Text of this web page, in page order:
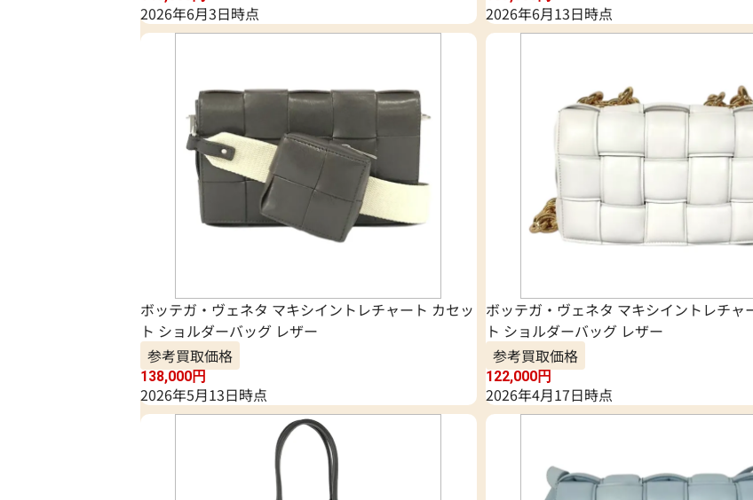
2026年6月3日時点 2026年6月13日時点
ボッテガ・ヴェネタ マキシイントレチャート カセッ
ト ショルダーバッグ レザー
参考買取価格
138,000円
2026年5月13日時点
ボッテガ・ヴェネタ マキシイントレチャ
ト ショルダーバッグ レザー
参考買取価格
122,000円
2026年4月17日時点